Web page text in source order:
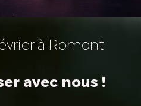
à Romont
avec nous !